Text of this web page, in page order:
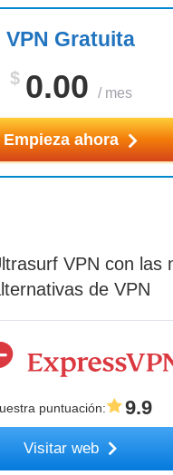
VPN Gratuita
$ 0.00 / mes
Empieza ahora
VPN con las
de VPN
puntuación: 9.9
Visitar web